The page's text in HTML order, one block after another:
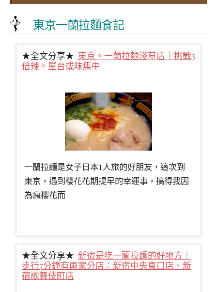
東京一蘭拉麵食記
★全文分享★ 東京。一蘭拉麵淺草店｜挑戰3
倍辣。屋台或味集中
一蘭拉麵是女子日本1人旅的好朋友，這次到
東京，遇到櫻花花期提早的幸運事，搞得我因
為瘋櫻花而
★全文分享★ 新宿是吃一蘭拉麵的好地方｜
步行7分鐘有兩家分店：新宿中央東口店、新
宿歌舞伎町店